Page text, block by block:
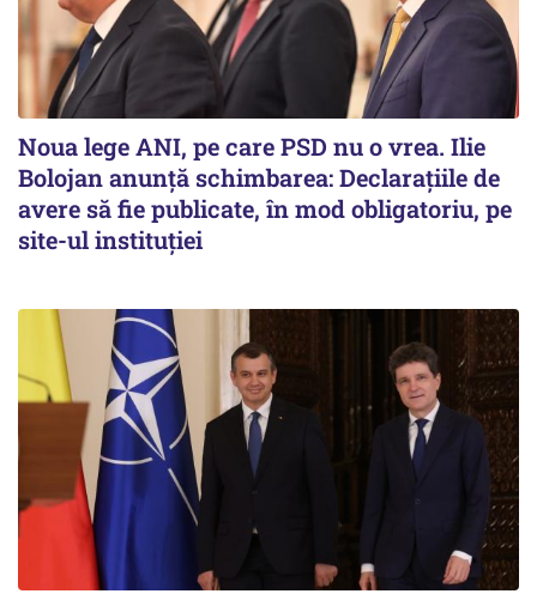
Noua lege ANI, pe care PSD nu o vrea. Ilie
Bolojan anunță schimbarea: Declarațiile de
avere să fie publicate, în mod obligatoriu, pe
site-ul instituției